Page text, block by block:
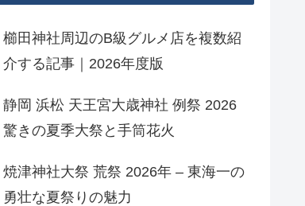
櫛田神社周辺のB級グルメ店を複数紹
介する記事｜2026年度版
静岡 浜松 天王宮大歳神社 例祭 2026
驚きの夏季大祭と手筒花火
焼津神社大祭 荒祭 2026年 – 東海一の
勇壮な夏祭りの魅力